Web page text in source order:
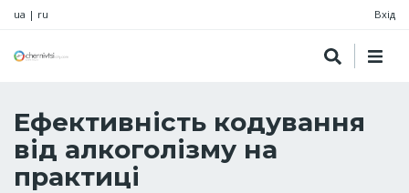
ua | ru Вхід
Ефективність кодування
від алкоголізму на
практиці